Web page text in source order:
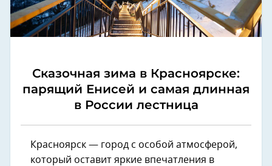
Сказочная зима в Красноярске:
парящий Енисей и самая длинная
в России лестница
Красноярск — город с особой атмосферой,
который оставит яркие впечатления в